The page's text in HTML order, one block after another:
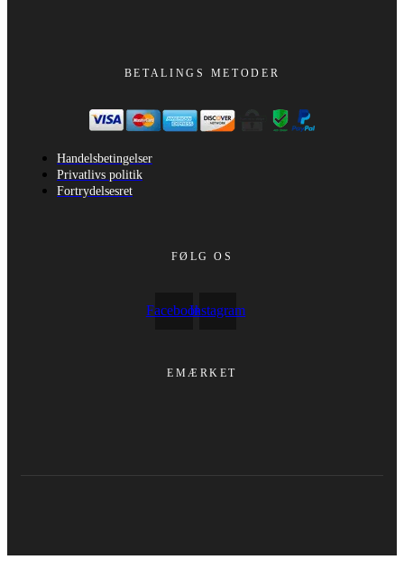
BETALINGS METODER
Handelsbetingelser
Privatlivs politik
Fortrydelsesret
FØLG OS
FacebookInstagram
EMÆRKET